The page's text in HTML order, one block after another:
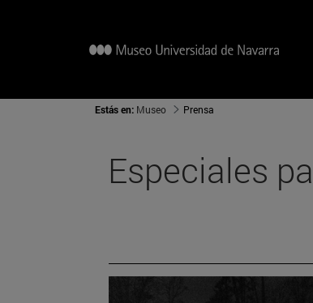
Estás en: Museo Prensa
Especiales